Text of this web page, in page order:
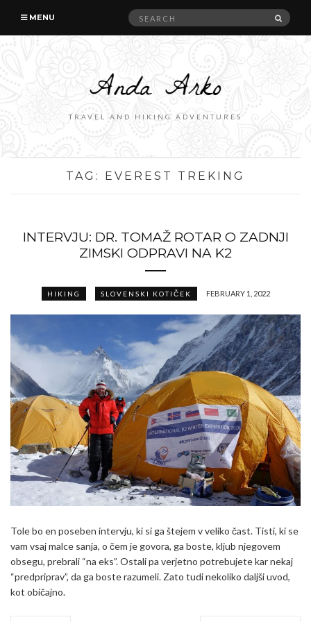
MENU
Search
TRAVEL AND HIKING ADVENTURES
TAG: EVEREST TREKING
INTERVJU: DR. TOMAŽ ROTAR O ZADNJI
ZIMSKI ODPRAVI NA K2
HIKING SLOVENSKI KOTIČEK FEBRUARY 1, 2022
Tole bo en poseben intervju, ki si ga štejem v veliko čast. Tisti, ki se
vam vsaj malce sanja, o čem je govora, ga boste, kljub njegovem
obsegu, prebrali “na eks”. Ostali pa verjetno potrebujete kar nekaj
“predpriprav”, da ga boste razumeli. Zato tudi nekoliko daljši uvod,
kot običajno.